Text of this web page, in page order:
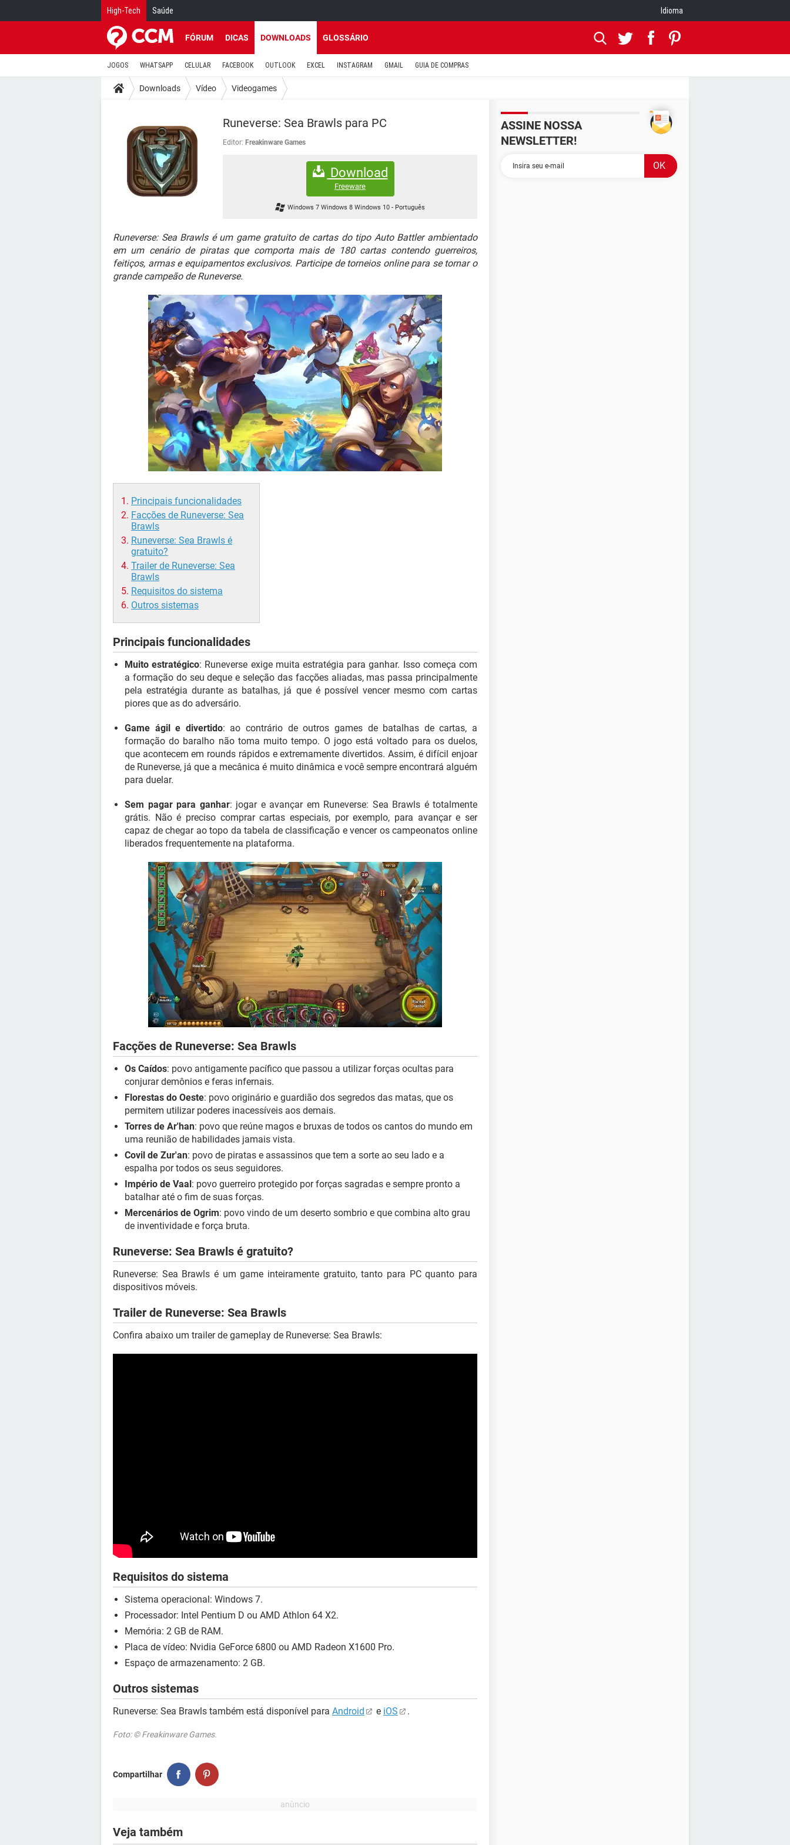
High-Tech Saúde Idioma
FÓRUM DICAS DOWNLOADS GLOSSÁRIO
JOGOS WHATSAPP CELULAR FACEBOOK OUTLOOK EXCEL INSTAGRAM GMAIL GUIA DE COMPRAS
Downloads Vídeo Videogames
Runeverse: Sea Brawls para PC
Editor: Freakinware Games
Download
Freeware
Windows 7 Windows 8 Windows 10 - Português
Runeverse: Sea Brawls é um game gratuito de cartas do tipo Auto Battler ambientado
em um cenário de piratas que comporta mais de 180 cartas contendo guerreiros,
feitiços, armas e equipamentos exclusivos. Participe de torneios online para se tornar o
grande campeão de Runeverse.
Principais funcionalidades
Facções de Runeverse: Sea
Brawls
Runeverse: Sea Brawls é
gratuito?
Trailer de Runeverse: Sea
Brawls
Requisitos do sistema
Outros sistemas
Principais funcionalidades
Muito estratégico: Runeverse exige muita estratégia para ganhar. Isso começa com
a formação do seu deque e seleção das facções aliadas, mas passa principalmente
pela estratégia durante as batalhas, já que é possível vencer mesmo com cartas
piores que as do adversário.
Game ágil e divertido: ao contrário de outros games de batalhas de cartas, a
formação do baralho não toma muito tempo. O jogo está voltado para os duelos,
que acontecem em rounds rápidos e extremamente divertidos. Assim, é difícil enjoar
de Runeverse, já que a mecânica é muito dinâmica e você sempre encontrará alguém
para duelar.
Sem pagar para ganhar: jogar e avançar em Runeverse: Sea Brawls é totalmente
grátis. Não é preciso comprar cartas especiais, por exemplo, para avançar e ser
capaz de chegar ao topo da tabela de classificação e vencer os campeonatos online
liberados frequentemente na plataforma.
Facções de Runeverse: Sea Brawls
Os Caídos: povo antigamente pacífico que passou a utilizar forças ocultas para
conjurar demônios e feras infernais.
Florestas do Oeste: povo originário e guardião dos segredos das matas, que os
permitem utilizar poderes inacessíveis aos demais.
Torres de Ar'han: povo que reúne magos e bruxas de todos os cantos do mundo em
uma reunião de habilidades jamais vista.
Covil de Zur'an: povo de piratas e assassinos que tem a sorte ao seu lado e a
espalha por todos os seus seguidores.
Império de Vaal: povo guerreiro protegido por forças sagradas e sempre pronto a
batalhar até o fim de suas forças.
Mercenários de Ogrim: povo vindo de um deserto sombrio e que combina alto grau
de inventividade e força bruta.
Runeverse: Sea Brawls é gratuito?
Runeverse: Sea Brawls é um game inteiramente gratuito, tanto para PC quanto para
dispositivos móveis.
Trailer de Runeverse: Sea Brawls
Confira abaixo um trailer de gameplay de Runeverse: Sea Brawls:
Requisitos do sistema
Sistema operacional: Windows 7.
Processador: Intel Pentium D ou AMD Athlon 64 X2.
Memória: 2 GB de RAM.
Placa de vídeo: Nvidia GeForce 6800 ou AMD Radeon X1600 Pro.
Espaço de armazenamento: 2 GB.
Outros sistemas
Runeverse: Sea Brawls também está disponível para Android e iOS .
Foto: © Freakinware Games.
Compartilhar
Veja também
ASSINE NOSSA
NEWSLETTER!